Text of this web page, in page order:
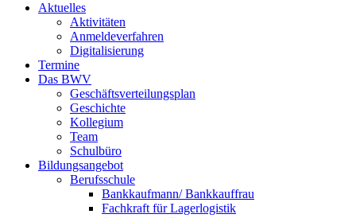
Aktuelles
Aktivitäten
Anmeldeverfahren
Digitalisierung
Termine
Das BWV
Geschäftsverteilungsplan
Geschichte
Kollegium
Team
Schulbüro
Bildungsangebot
Berufsschule
Bankkaufmann/ Bankkauffrau
Fachkraft für Lagerlogistik